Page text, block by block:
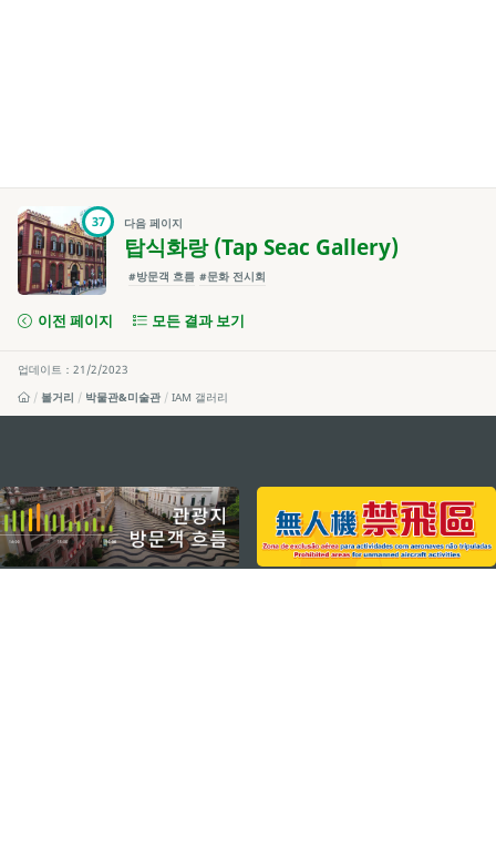
37 다음 페이지
탑식화랑 (Tap Seac Gallery)
#방문객 흐름 #문화 전시회
이전 페이지 모든 결과 보기
업데이트：21/2/2023
볼거리
박물관&미술관 IAM 갤러리
external links